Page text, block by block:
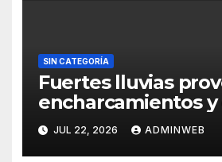
SIN CATEGORÍA
Fuertes lluvias
encharcamientos y
un árbol, sin daños
Acapulco
JUL 22, 2026 ADMINWEB